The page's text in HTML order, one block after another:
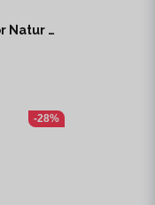
Bloomingville Calle Bokhylla med lådor Natur Paulownia B28 cm
-28%